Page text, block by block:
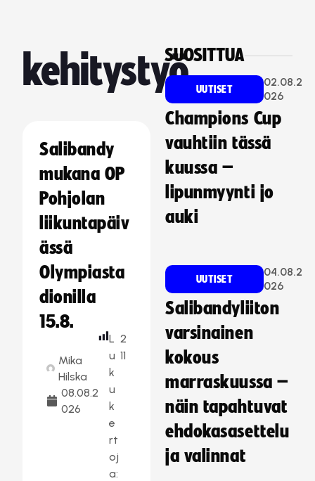
kehitystyö
Salibandy
mukana OP
Pohjolan
liikuntapäiv
ässä
Olympiasta
dionilla
15.8.
Mika
Hilska
08.08.2
026
L
u
k
u
k
e
rt
oj
a:
2
11
SUOSITTUA
UUTISET
02.08.2
026
Champions Cup
vauhtiin tässä
kuussa –
lipunmyynti jo
auki
UUTISET
04.08.2
026
Salibandyliiton
varsinainen
kokous
marraskuussa –
näin tapahtuvat
ehdokasasettelu
ja valinnat